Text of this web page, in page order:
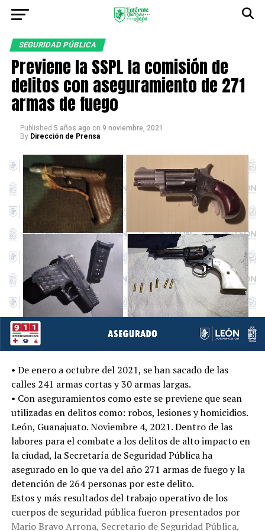
SEGURIDAD PÚBLICA
Previene la SSPL la comisión de
delitos con aseguramiento de 271
armas de fuego
Published 5 años ago on 9 noviembre, 2021
By Dirección de Prensa
• De enero a octubre del 2021, se han sacado de las
calles 241 armas cortas y 30 armas largas.
• Con aseguramientos como este se previene que sean
utilizadas en delitos como: robos, lesiones y homicidios.
León, Guanajuato. Noviembre 4, 2021. Dentro de las
labores para el combate a los delitos de alto impacto en
la ciudad, la Secretaría de Seguridad Pública ha
asegurado en lo que va del año 271 armas de fuego y la
detención de 264 personas por este delito.
Estos y más resultados del trabajo operativo de los
cuerpos de seguridad pública fueron presentados por
Mario Bravo Arrona, Secretario de Seguridad Pública,